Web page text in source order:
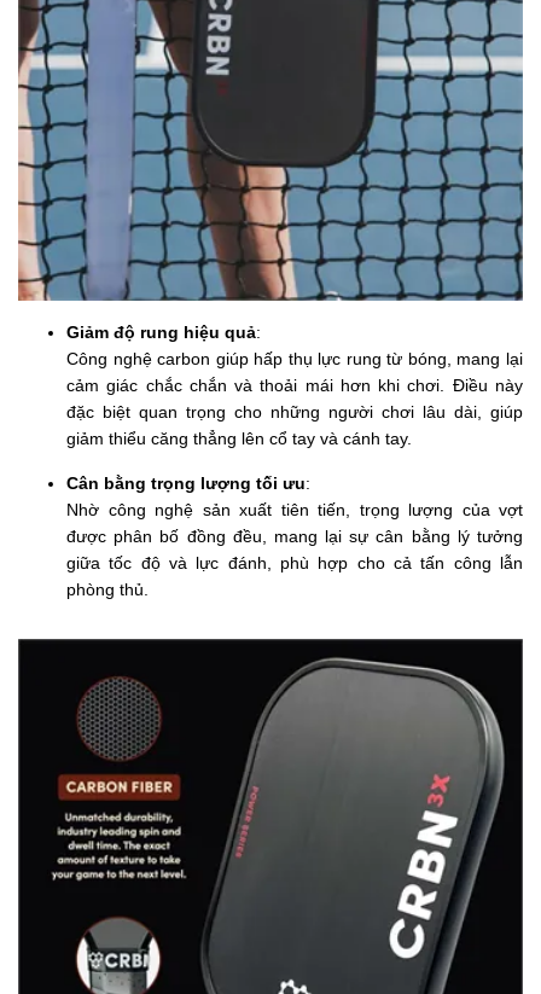
Giảm độ rung hiệu quả:
Công nghệ carbon giúp hấp thụ lực rung từ bóng, mang lại
cảm giác chắc chắn và thoải mái hơn khi chơi. Điều này
đặc biệt quan trọng cho những người chơi lâu dài, giúp
giảm thiểu căng thẳng lên cổ tay và cánh tay.
Cân bằng trọng lượng tối ưu:
Nhờ công nghệ sản xuất tiên tiến, trọng lượng của vợt
được phân bố đồng đều, mang lại sự cân bằng lý tưởng
giữa tốc độ và lực đánh, phù hợp cho cả tấn công lẫn
phòng thủ.